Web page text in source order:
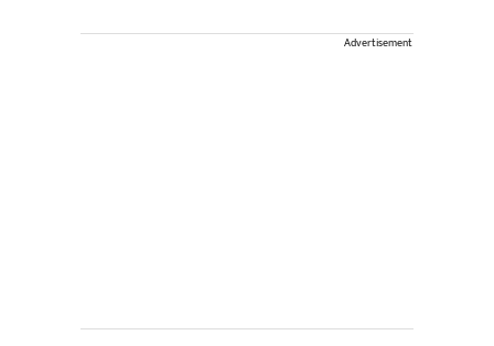
Advertisement